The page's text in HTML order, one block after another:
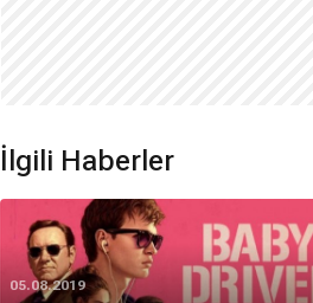
İlgili Haberler
05.08.2019